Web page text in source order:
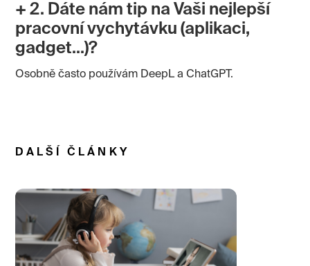
+ 2. Dáte nám tip na Vaši nejlepší
pracovní vychytávku (aplikaci,
gadget…)?
Osobně často používám DeepL a ChatGPT.
DALŠÍ ČLÁNKY